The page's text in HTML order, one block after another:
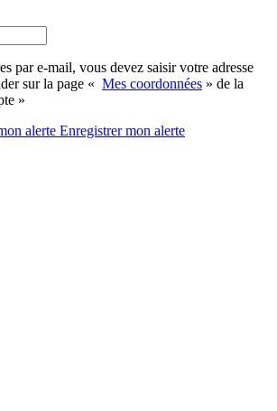
par e-mail, vous devez saisir votre adresse
sur la page « Mes coordonnées » de la
»
alerte Enregistrermon alerte